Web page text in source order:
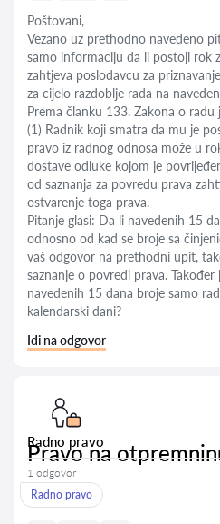
Poštovani,
Vezano uz prethodno navedeno
samo informaciju da li postoji rok
zahtjeva poslodavcu za
za cijelo razdoblje rada na
Prema članku 133. Zakona o radu
(1) Radnik koji smatra da mu je
pravo iz radnog odnosa može u
dostave odluke kojom je
od saznanja za povredu prava
ostvarenje toga prava.
Pitanje glasi: Da li navedenih 15
odnosno od kad se broje sa
vaš odgovor na prethodni upit,
saznanje o povredi prava.
navedenih 15 dana broje samo
kalendarski dani?
Idi na odgovor
Radno pravo
Pravo na
1 odgovor
Radno pravo